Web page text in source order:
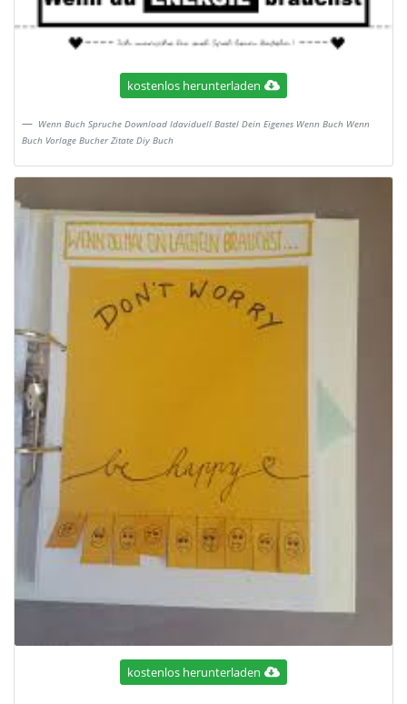
kostenlos herunterladen
Wenn Buch Spruche Download Idaviduell Bastel Dein Eigenes Wenn Buch Wenn
Buch Vorlage Bucher Zitate Diy Buch
kostenlos herunterladen